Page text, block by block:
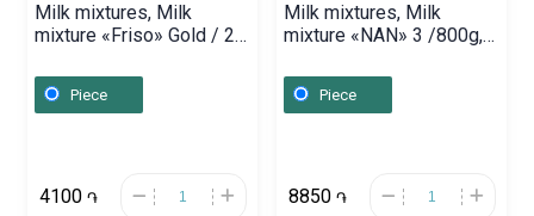
Milk mixtures, Milk
mixture «Friso» Gold / 2 /
Piece
4100 ֏
Milk mixtures, Milk
mixture «NAN» 3 /800g,
Piece
8850 ֏